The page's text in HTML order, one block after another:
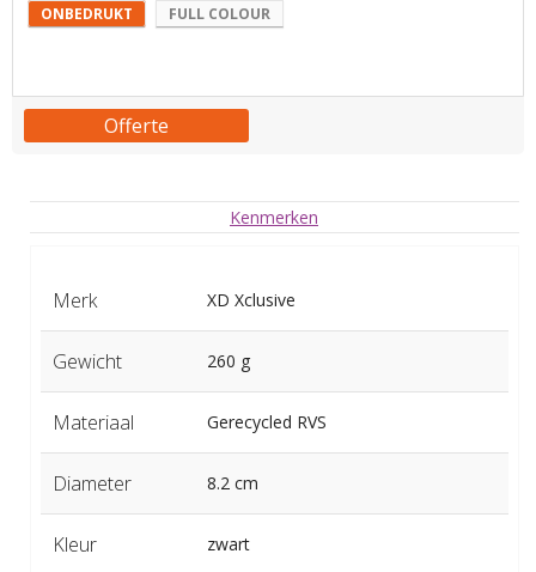
ONBEDRUKT FULL COLOUR
Offerte
Kenmerken
Merk XD Xclusive
Gewicht 260 g
Materiaal Gerecycled RVS
Diameter 8.2 cm
Kleur zwart